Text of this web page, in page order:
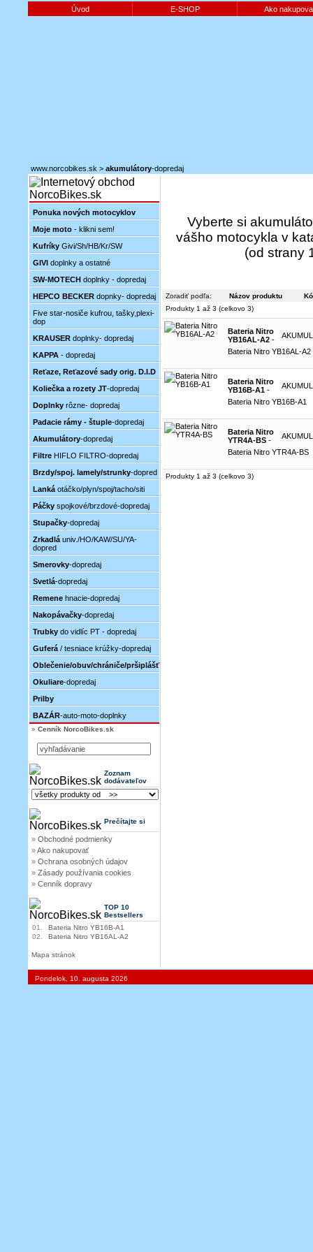
Úvod E-SHOP Ako
www.norcobikes.sk > akumulátory-dopredaj
Ponuka nových motocyklov
Moje moto - klikni sem!
Kufríky Givi/Sh/HB/Kr/SW
GIVI doplnky a ostatné
SW-MOTECH doplnky - dopredaj
HEPCO BECKER dopnky- dopredaj
Five star-nosiče kufrou, tašky,plexi-
dop
KRAUSER doplnky- dopredaj
KAPPA - dopredaj
Reťaze, Reťazové sady orig. D.I.D
Koliečka a rozety JT-dopredaj
Doplnky rôzne- dopredaj
Padacie rámy - štuple-dopredaj
Akumulátory-dopredaj
Filtre HIFLO FILTRO-dopredaj
Brzdy/spoj. lamely/strunky-dopred
Lanká otáčko/plyn/spoj/tacho/siti
Páčky spojkové/brzdové-dopredaj
Stupačky-dopredaj
Zrkadlá univ./HO/KAW/SU/YA-
dopred
Smerovky-dopredaj
Svetlá-dopredaj
Remene hnacie-dopredaj
Nakopávačky-dopredaj
Trubky do vidlíc PT - dopredaj
Guferá / tesniace krúžky-dopredaj
Oblečenie/obuv/chrániče/pršiplášť
Okuliare-dopredaj
Prilby
BAZÁR-auto-moto-doplnky
» Cenník NorcoBikes.sk
Zoznam
dodávateľov
Prečítajte si
» Obchodné podmienky
»Ako nakupovať
» Ochrana osobných údajov
» Zásady používania cookies
» Cenník dopravy
TOP 10
Bestsellers
01.
Bateria Nitro YB16B-A1
02.
Bateria Nitro YB16AL-A2
Mapa stránok
Vyberte si
vášho motocykla v
(od strany
Zoradiť podľa: Názov produktu
Produkty 1 až 3 (celkovo 3)
Bateria Nitro
YB16AL-A2 -
Bateria Nitro YB16AL-A2
Bateria Nitro
YB16B-A1 -
Bateria Nitro YB16B-A1
Bateria Nitro
YTR4A-BS -
Bateria Nitro YTR4A-BS
Produkty 1 až 3 (celkovo 3)
Pondelok, 10. augusta 2026